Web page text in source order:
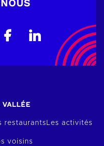
restaurantsLes activités
voisins